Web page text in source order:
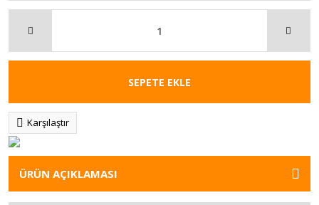
SEPETE EKLE
Karşılaştır
ÜRÜN AÇIKLAMASI